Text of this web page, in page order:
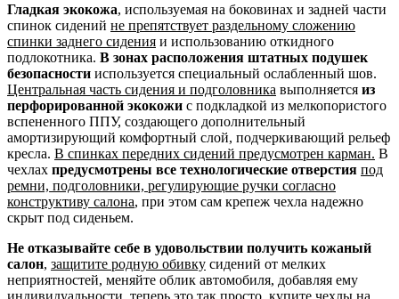
Гладкая экокожа, используемая на боковинах и задней части
спинок сидений не препятствует раздельному сложению
спинки заднего сидения и использованию откидного
подлокотника. В зонах расположения штатных подушек
безопасности используется специальный ослабленный шов.
Центральная часть сидения и подголовника выполняется из
перфорированной экокожи с подкладкой из мелкопористого
вспененного ППУ, создающего дополнительный
амортизирующий комфортный слой, подчеркивающий рельеф
кресла. В спинках передних сидений предусмотрен карман. В
чехлах предусмотрены все технологические отверстия под
ремни, подголовники, регулирующие ручки согласно
конструктиву салона, при этом сам крепеж чехла надежно
скрыт под сиденьем.
Не отказывайте себе в удовольствии получить кожаный
салон, защитите родную обивку сидений от мелких
неприятностей, меняйте облик автомобиля, добавляя ему
индивидуальности, теперь это так просто, купите чехлы на